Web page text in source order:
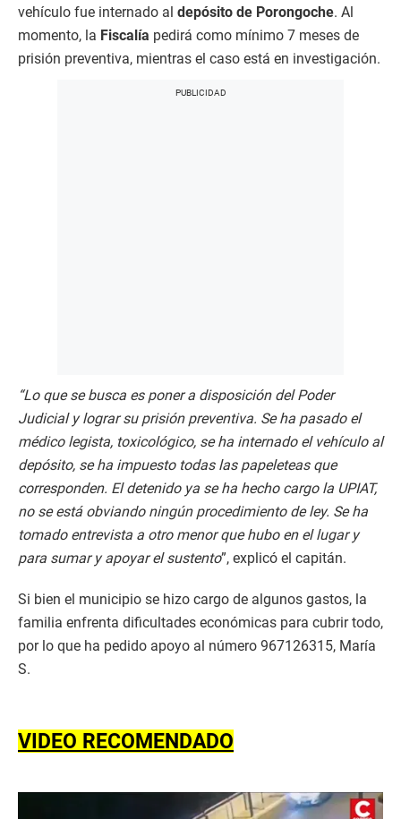
vehículo fue internado al depósito de Porongoche. Al
momento, la Fiscalía pedirá como mínimo 7 meses de
prisión preventiva, mientras el caso está en investigación.
“Lo que se busca es poner a disposición del Poder
Judicial y lograr su prisión preventiva. Se ha pasado el
médico legista, toxicológico, se ha internado el vehículo al
depósito, se ha impuesto todas las papeleteas que
corresponden. El detenido ya se ha hecho cargo la UPIAT,
no se está obviando ningún procedimiento de ley. Se ha
tomado entrevista a otro menor que hubo en el lugar y
para sumar y apoyar el sustento”, explicó el capitán.
Si bien el municipio se hizo cargo de algunos gastos, la
familia enfrenta dificultades económicas para cubrir todo,
por lo que ha pedido apoyo al número 967126315, María
S.
VIDEO RECOMENDADO